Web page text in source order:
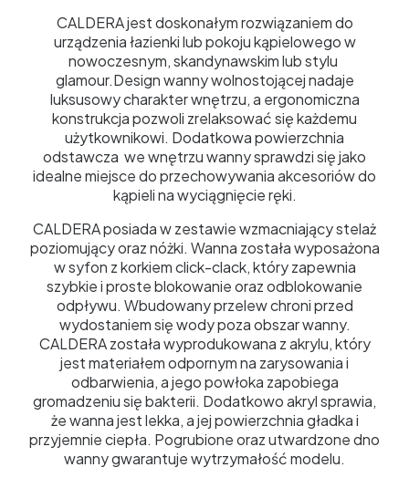
CALDERA jest doskonałym rozwiązaniem do
urządzenia łazienki lub pokoju kąpielowego w
nowoczesnym, skandynawskim lub stylu
glamour.Design wanny wolnostojącej nadaje
luksusowy charakter wnętrzu, a ergonomiczna
konstrukcja pozwoli zrelaksować się każdemu
użytkownikowi. Dodatkowa powierzchnia
odstawcza we wnętrzu wanny sprawdzi się jako
idealne miejsce do przechowywania akcesoriów do
kąpieli na wyciągnięcie ręki.
CALDERA posiada w zestawie wzmacniający stelaż
poziomujący oraz nóżki. Wanna została wyposażona
w syfon z korkiem click-clack, który zapewnia
szybkie i proste blokowanie oraz odblokowanie
odpływu. Wbudowany przelew chroni przed
wydostaniem się wody poza obszar wanny.
CALDERA została wyprodukowana z akrylu, który
jest materiałem odpornym na zarysowania i
odbarwienia, a jego powłoka zapobiega
gromadzeniu się bakterii. Dodatkowo akryl sprawia,
że wanna jest lekka, a jej powierzchnia gładka i
przyjemnie ciepła. Pogrubione oraz utwardzone dno
wanny gwarantuje wytrzymałość modelu.